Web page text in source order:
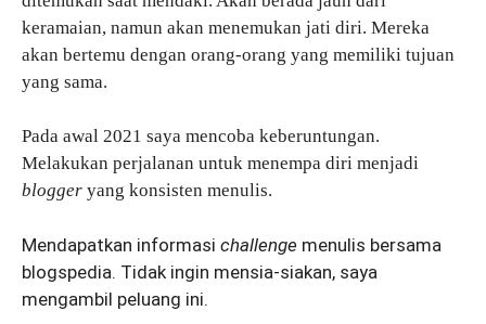
keramaian, namun akan menemukan jati diri. Mereka
akan bertemu dengan orang-orang yang memiliki tujuan
yang sama.
Pada awal 2021 saya mencoba keberuntungan.
Melakukan perjalanan untuk menempa diri menjadi
blogger yang konsisten menulis.
Mendapatkan informasi challenge menulis bersama
blogspedia. Tidak ingin mensia-siakan, saya
mengambil peluang ini.